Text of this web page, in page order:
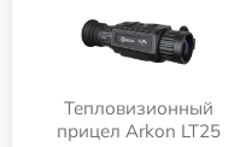
Тепловизионный
прицел Arkon LT25